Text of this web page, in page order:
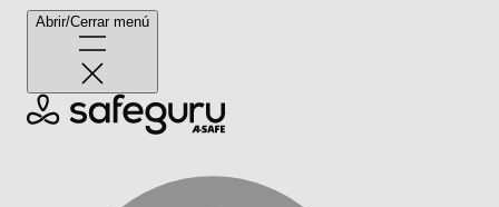
Abrir/Cerrar menú